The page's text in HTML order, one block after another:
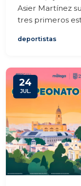
Asier Martínez
tres primeros
deportistas
24
JUL.